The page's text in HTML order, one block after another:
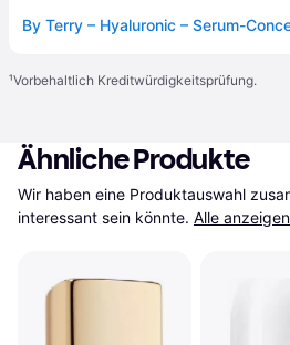
¹Vorbehaltlich Kreditwürdigkeitsprüfung.
Ähnliche Produkte
Wir haben eine Produktauswahl
interessant sein könnte. Alle anzeigen